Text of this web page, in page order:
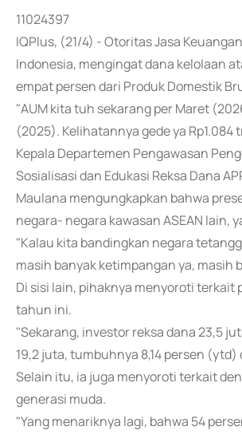
11024397
IQPlus, (21/4) - Otoritas Jasa
Indonesia, mengingat dana kelolaan
empat persen dari Produk Domestik
"AUM kita tuh sekarang per Maret
(2025). Kelihatannya gede ya
Kepala Departemen Pengawasan
Sosialisasi dan Edukasi Reksa Dana
Maulana mengungkapkan bahwa
negara- negara kawasan ASEAN lain,
"Kalau kita bandingkan negara
masih banyak ketimpangan ya, masih
Di sisi lain, pihaknya menyoroti
tahun ini.
"Sekarang, investor reksa dana 23,5
19,2 juta, tumbuhnya 8,14 persen
Selain itu, ia juga menyoroti terkait
generasi muda.
"Yang menariknya lagi, bahwa 54